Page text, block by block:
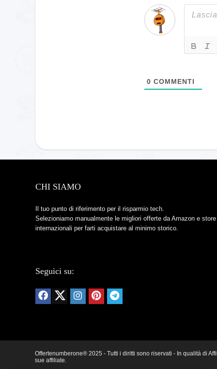
0 COMMENTI
CHI SIAMO
Il tuo punto di riferimento per il risparmio tech.
Selezioniamo manualmente le migliori offerte da Amazon e store
internazionali per farti acquistare al minimo storico.
Seguici su:
Offertenumberone® 2025 - Tutti i diritti sono riservati - In qualità di
sue affiliate.